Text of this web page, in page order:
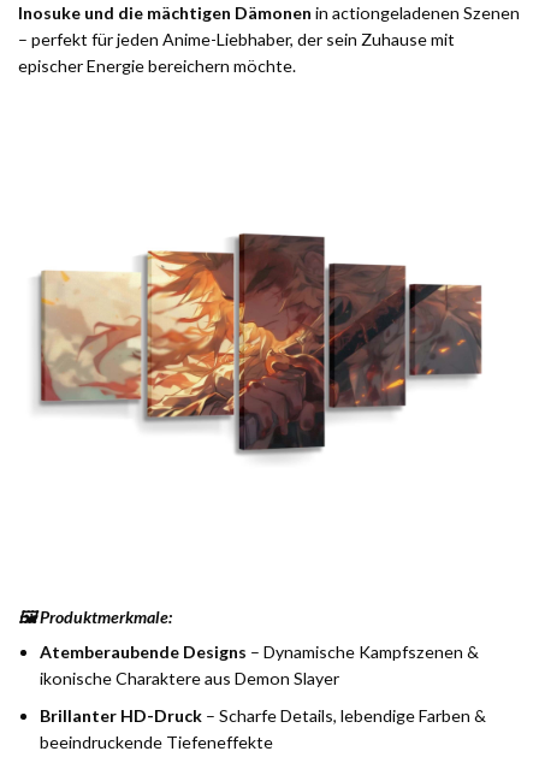
Inosuke und die mächtigen Dämonen in actiongeladenen Szenen
– perfekt für jeden Anime-Liebhaber, der sein Zuhause mit
epischer Energie bereichern möchte.
🖼️ Produktmerkmale:
Atemberaubende Designs – Dynamische Kampfszenen &
ikonische Charaktere aus Demon Slayer
Brillanter HD-Druck – Scharfe Details, lebendige Farben &
beeindruckende Tiefeneffekte